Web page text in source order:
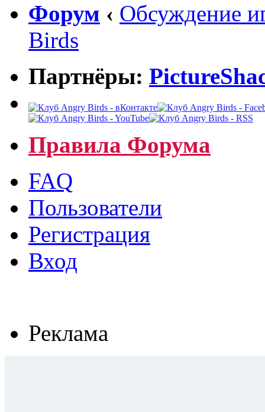
Форум ‹ Обсуждение
Birds
Партнёры:
Правила Форума
FAQ
Пользователи
Регистрация
Вход
Реклама